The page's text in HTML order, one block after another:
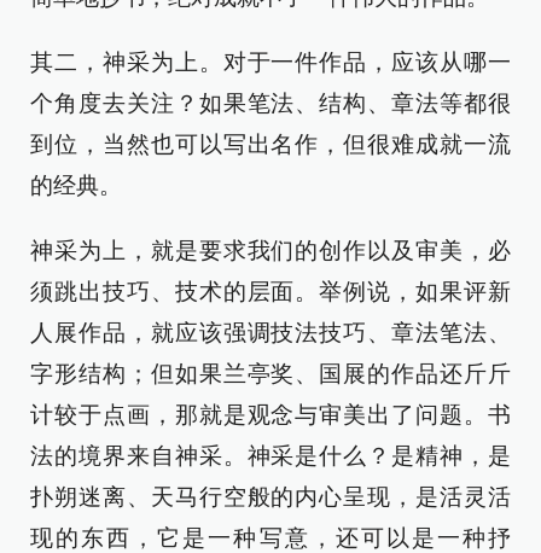
其二，神采为上。对于一件作品，应该从哪一
个角度去关注？如果笔法、结构、章法等都很
到位，当然也可以写出名作，但很难成就一流
的经典。
神采为上，就是要求我们的创作以及审美，必
须跳出技巧、技术的层面。举例说，如果评新
人展作品，就应该强调技法技巧、章法笔法、
字形结构；但如果兰亭奖、国展的作品还斤斤
计较于点画，那就是观念与审美出了问题。书
法的境界来自神采。神采是什么？是精神，是
扑朔迷离、天马行空般的内心呈现，是活灵活
现的东西，它是一种写意，还可以是一种抒